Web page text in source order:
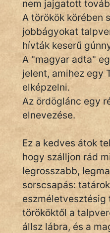
És
KÖZMONDÁS
PSZICHO
ZENE
FILM
ÉLETMÓD
MAGYARSÁG
TÖRTÉNELEM
Népszerű szerzőink:
cinege
nem jajgatott
A törökök körében
jobbágyokat
hívták keserű
A "magyar adta"
jelent, amihez egy
elképzelni.
Az ördöglánc egy
elnevezése.
Ez a kedves átok
hogy szálljon rád
legrosszabb,
sorscsapás:
eszméletvesztésig
törököktől a
állsz lábra, és a